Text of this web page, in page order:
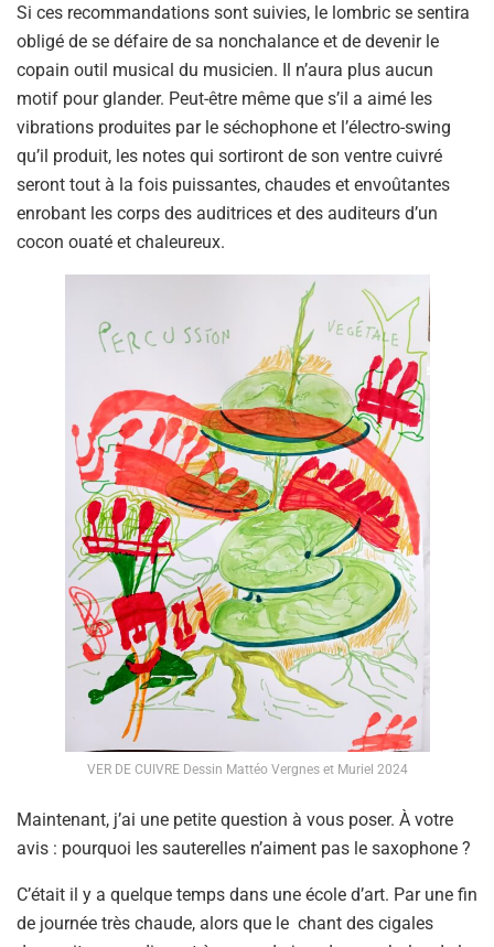
Si ces recommandations sont suivies, le lombric se sentira
obligé de se défaire de sa nonchalance et de devenir le
copain outil musical du musicien. Il n’aura plus aucun
motif pour glander. Peut-être même que s’il a aimé les
vibrations produites par le séchophone et l’électro-swing
qu’il produit, les notes qui sortiront de son ventre cuivré
seront tout à la fois puissantes, chaudes et envoûtantes
enrobant les corps des auditrices et des auditeurs d’un
cocon ouaté et chaleureux.
VER DE CUIVRE Dessin Mattéo Vergnes et Muriel 2024
Maintenant, j’ai une petite question à vous poser. À votre
avis : pourquoi les sauterelles n’aiment pas le saxophone ?
C’était il y a quelque temps dans une école d’art. Par une fin
de journée très chaude, alors que le chant des cigales